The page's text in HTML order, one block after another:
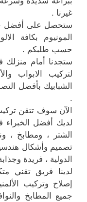
غيرنا .
ستحصل على أفضل
المونيوم بكافة
حسب طلبكم .
ستجدنا أمام
لتركيب الابواب
الشبابيك بأفضل
.
الآن سوف تتقن
لديك أفضل الخبراء
الشتر ، ومطابخ ،
تصميم وأشكال
الدولية ، فريدة
لدينا فريق تقني
إصلاح وتركيب
جميع المطابخ